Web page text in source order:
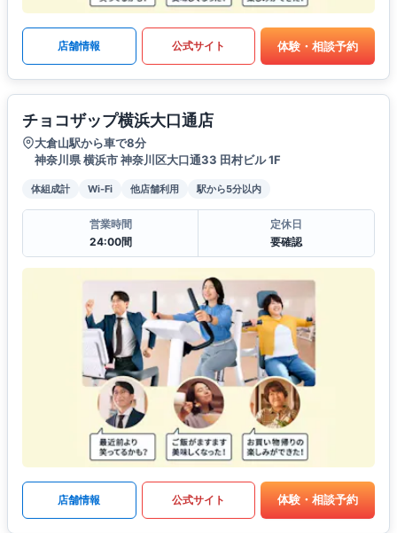
店舗情報 公式サイト 体験・相談予約
チョコザップ横浜大口通店
大倉山駅から車で8分
神奈川県 横浜市 神奈川区大口通33 田村ビル 1F
体組成計 Wi-Fi 他店舗利用 駅から5分以内
営業時間
24:00間
定休日
要確認
店舗情報 公式サイト 体験・相談予約